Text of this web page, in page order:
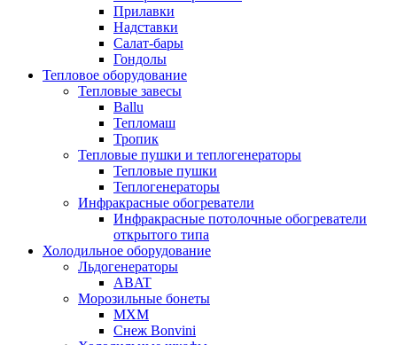
Прилавки
Надставки
Салат-бары
Гондолы
Тепловое оборудование
Тепловые завесы
Ballu
Тепломаш
Тропик
Тепловые пушки и теплогенераторы
Тепловые пушки
Теплогенераторы
Инфракрасные обогреватели
Инфракрасные потолочные обогреватели
открытого типа
Холодильное оборудование
Льдогенераторы
ABAT
Морозильные бонеты
МХМ
Снеж Bonvini